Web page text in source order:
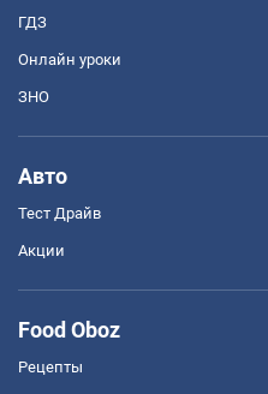
ГДЗ
Онлайн уроки
ЗНО
Авто
Тест Драйв
Акции
Food Oboz
Рецепты